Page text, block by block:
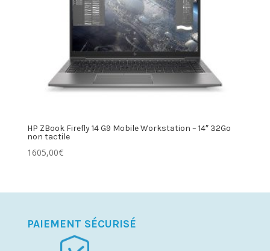
HP ZBook Firefly 14 G9 Mobile Workstation – 14″ 32Go
non tactile
1605,00€
PAIEMENT SÉCURISÉ